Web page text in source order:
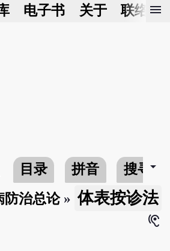
电子书 关于 联络我
menu
目录 拼音 搜寻arrow_drop_down
防治总论» 体表按诊法
hearing